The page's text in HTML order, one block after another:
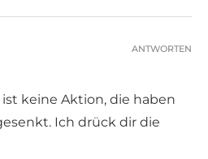
keine Aktion, die haben
Ich drück dir die
ANTWORTEN